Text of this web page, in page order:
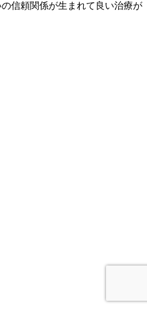
信頼関係が生まれて良い治療が